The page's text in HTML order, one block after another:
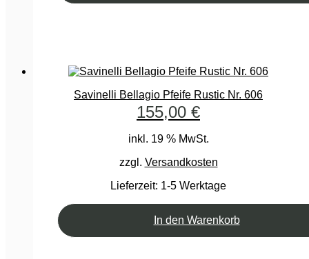
Savinelli Bellagio Pfeife Rustic Nr. 606
155,00 €
inkl. 19 % MwSt.
zzgl. Versandkosten
Lieferzeit: 1-5 Werktage
In den Warenkorb